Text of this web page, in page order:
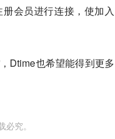
会员进行连接，使加入
Dtime也希望能得到更多
必究。